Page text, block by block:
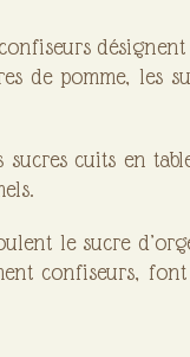
de pomme, les
sucres cuits en
le sucre
confiseurs,